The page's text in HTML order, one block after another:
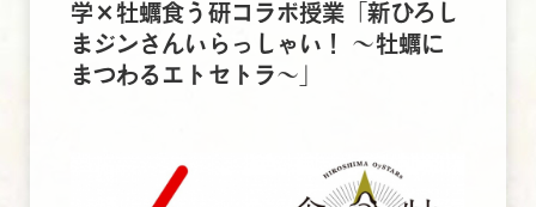
学×牡蠣食う研コラボ授業「新ひろし
まジンさんいらっしゃい！ 〜牡蠣に
まつわるエトセトラ〜」